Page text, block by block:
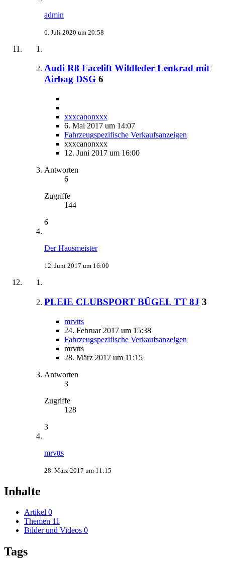
admin
6. Juli 2020 um 20:58
Audi R8 Facelift Wildleder Lenkrad mit
Airbag DSG 6
xxxcanonxxx
6. Mai 2017 um 14:07
Fahrzeugspezifische Verkaufsanzeigen
xxxcanonxxx
12. Juni 2017 um 16:00
Antworten
6
Zugriffe
144
6
Der Hausmeister
12. Juni 2017 um 16:00
PLEIE CLUBSPORT BÜGEL TT 8J 3
mrvtts
24. Februar 2017 um 15:38
Fahrzeugspezifische Verkaufsanzeigen
mrvtts
28. März 2017 um 11:15
Antworten
3
Zugriffe
128
3
mrvtts
28. März 2017 um 11:15
Inhalte
Artikel 0
Themen 11
Bilder und Videos 0
Tags